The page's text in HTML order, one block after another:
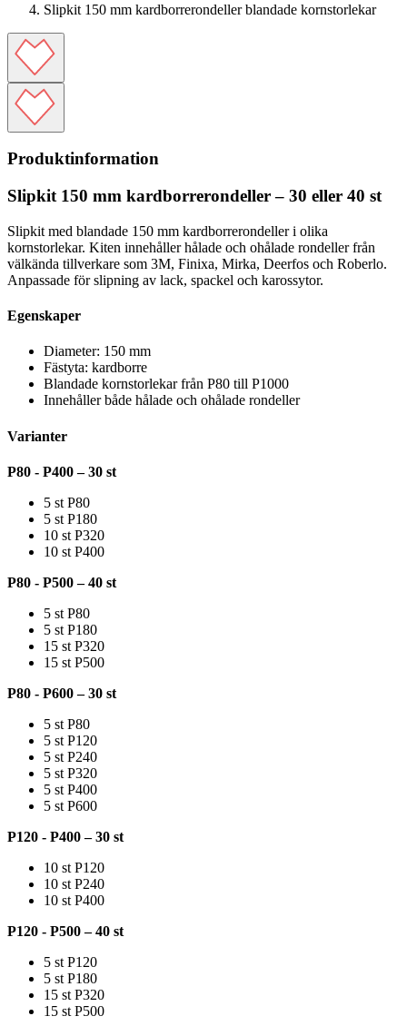
Slipkit 150 mm kardborrerondeller blandade kornstorlekar
Produktinformation
Slipkit 150 mm kardborrerondeller – 30 eller 40 st
Slipkit med blandade 150 mm kardborrerondeller i olika
kornstorlekar. Kiten innehåller hålade och ohålade rondeller från
välkända tillverkare som 3M, Finixa, Mirka, Deerfos och Roberlo.
Anpassade för slipning av lack, spackel och karossytor.
Egenskaper
Diameter: 150 mm
Fästyta: kardborre
Blandade kornstorlekar från P80 till P1000
Innehåller både hålade och ohålade rondeller
Varianter
P80 - P400 – 30 st
5 st P80
5 st P180
10 st P320
10 st P400
P80 - P500 – 40 st
5 st P80
5 st P180
15 st P320
15 st P500
P80 - P600 – 30 st
5 st P80
5 st P120
5 st P240
5 st P320
5 st P400
5 st P600
P120 - P400 – 30 st
10 st P120
10 st P240
10 st P400
P120 - P500 – 40 st
5 st P120
5 st P180
15 st P320
15 st P500